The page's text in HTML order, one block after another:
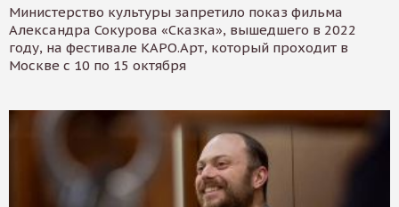
Министерство культуры запретило показ фильма
Александра Сокурова «Сказка», вышедшего в 2022
году, на фестивале КАРО.Арт, который проходит в
Москве с 10 по 15 октября